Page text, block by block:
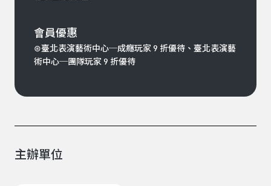
會員優惠
⊛臺北表演藝術中心─成癮玩家 9 折優待、臺北表演藝
術中心─團隊玩家 9 折優待
主辦單位